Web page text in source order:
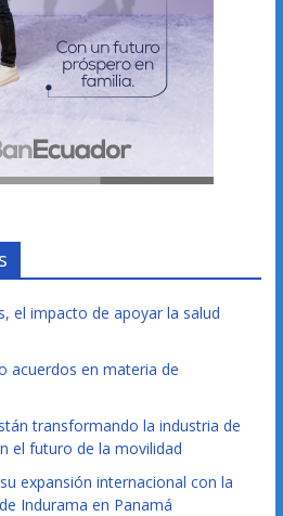
el impacto de apoyar la salud
acuerdos en materia de
transformando la industria de
el futuro de la movilidad
expansión internacional con la
Indurama en Panamá